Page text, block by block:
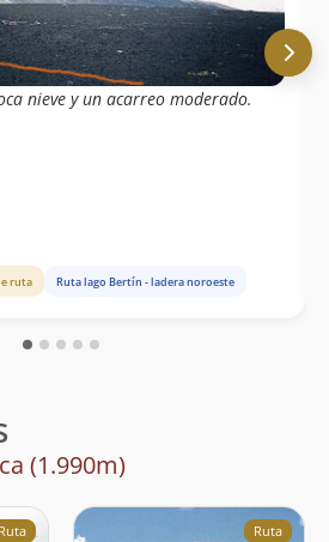
nieve y un acarreo moderado.
ruta Ruta lago Bertín - ladera noroeste
(1.990m)
Ruta Ruta